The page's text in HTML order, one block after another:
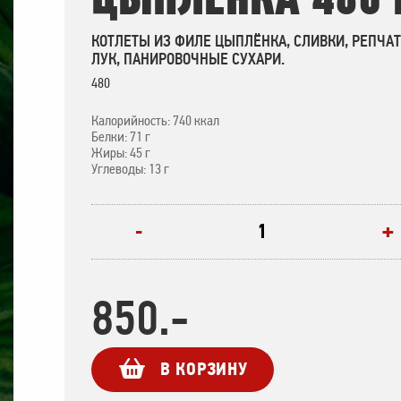
КОТЛЕТЫ ИЗ ФИЛЕ ЦЫПЛЁНКА, СЛИВКИ,
ЛУК, ПАНИРОВОЧНЫЕ СУХАРИ.
480
Калорийность: 740 ккал
Белки: 71 г
Жиры: 45 г
Углеводы: 13 г
- +
850.-
В КОРЗИНУ